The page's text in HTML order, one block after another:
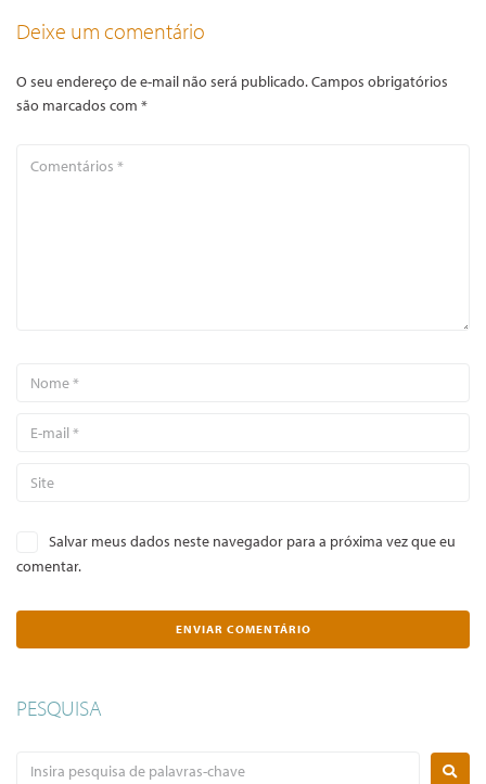
Deixe um comentário
O seu endereço de e-mail não será publicado.Campos obrigatórios
são marcados com *
Salvar meus dados neste navegador para a próxima vez que eu
comentar.
PESQUISA